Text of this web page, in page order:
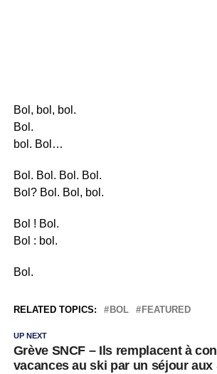
Bol, bol, bol.
Bol.
bol. Bol…
Bol. Bol. Bol. Bol.
Bol? Bol. Bol, bol.
Bol ! Bol.
Bol : bol.
Bol.
RELATED TOPICS: BOL FEATURED
UP NEXT
Grève SNCF – Ils remplacent à
vacances au ski par un séjour aux